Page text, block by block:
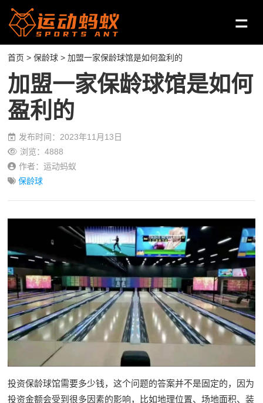
首页 >保龄球 > 加盟一家保龄球馆是如何盈利的
加盟一家保龄球馆是如何
盈利的
发布时间：2023年11月13日
浏览：4888
作者：运动蚂蚁
保龄球
投资保龄球馆需要多少钱，这个问题的答案并不是固定的，因为
投资金额会受到很多因素的影响，比如地理位置、场地面积、装